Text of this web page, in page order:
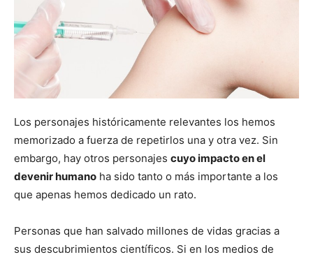
Los personajes históricamente relevantes los hemos
memorizado a fuerza de repetirlos una y otra vez. Sin
embargo, hay otros personajes cuyo impacto en el
devenir humano ha sido tanto o más importante a los
que apenas hemos dedicado un rato.
Personas que han salvado millones de vidas gracias a
sus descubrimientos científicos. Si en los medios de